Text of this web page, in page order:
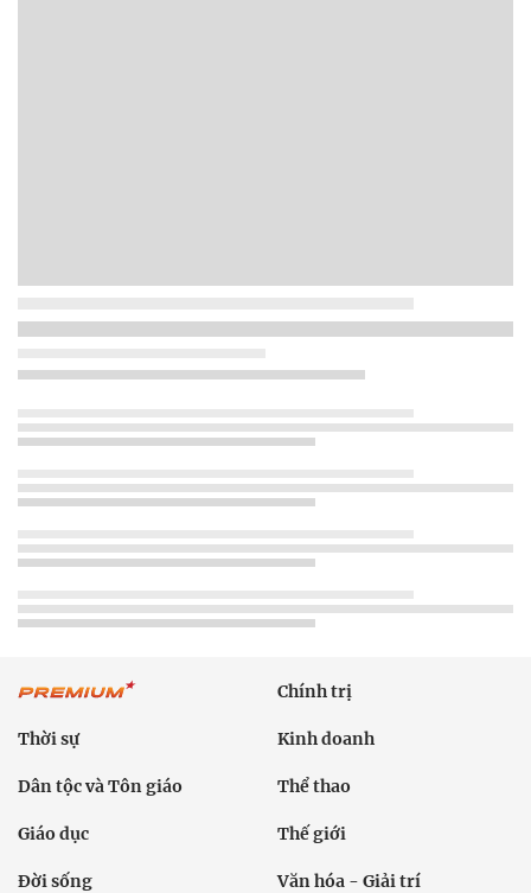
Chính trị
Thời sự Kinh doanh
Dân tộc và Tôn giáo Thể thao
Giáo dục Thế giới
Đời sống Văn hóa - Giải trí